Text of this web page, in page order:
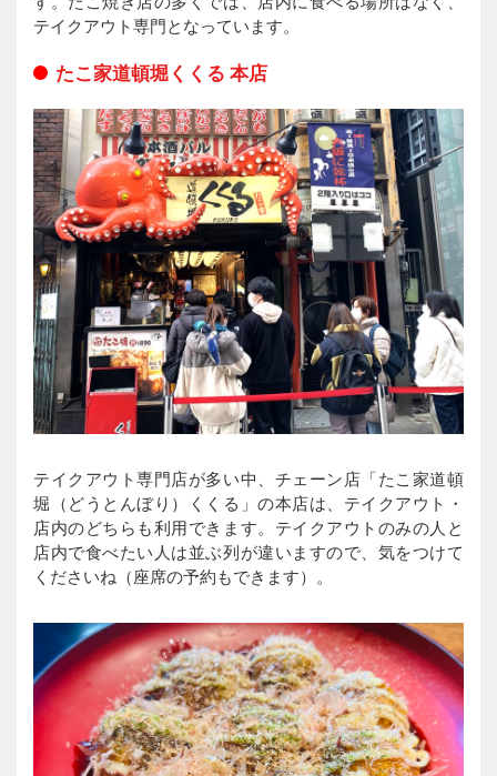
テイクアウト専門となっています。
たこ家道頓堀くくる 本店
テイクアウト専門店が多い中、チェーン店「たこ家道頓
堀（どうとんぼり）くくる」の本店は、テイクアウト・
店内のどちらも利用できます。テイクアウトのみの人と
店内で食べたい人は並ぶ列が違いますので、気をつけて
くださいね（座席の予約もできます）。